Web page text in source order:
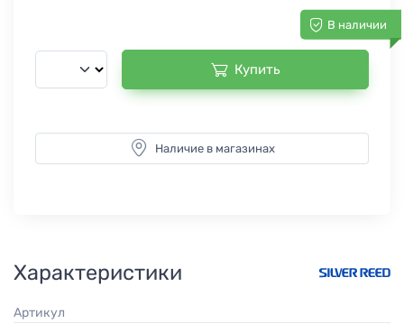
В наличии
Купить
Наличие в магазинах
Характеристики
Артикул